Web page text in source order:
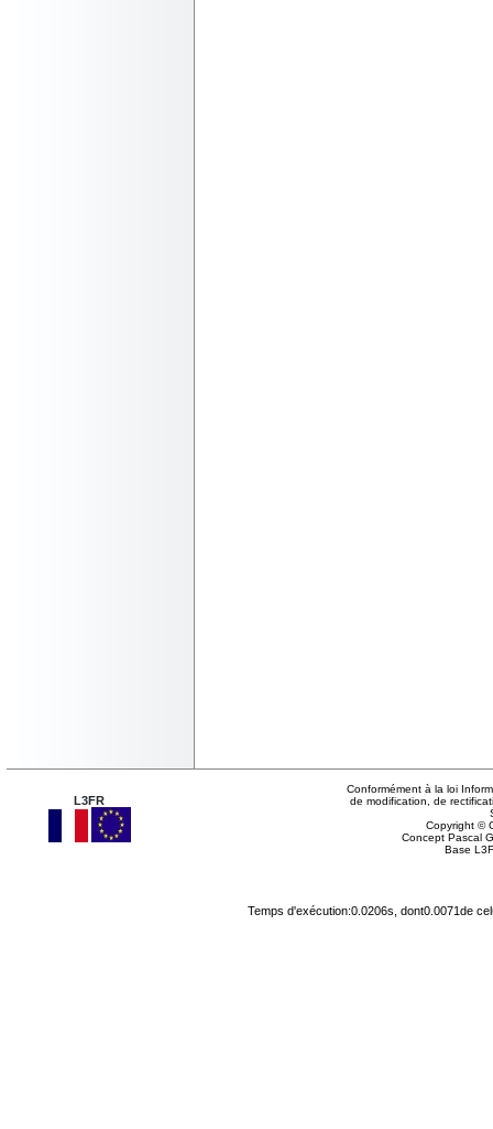
L3FR
Conformément à la loi
de modification, de
Copyright ©
Concept Pascal
Base
Temps d'exécution:0.0206s, dont0.0071de